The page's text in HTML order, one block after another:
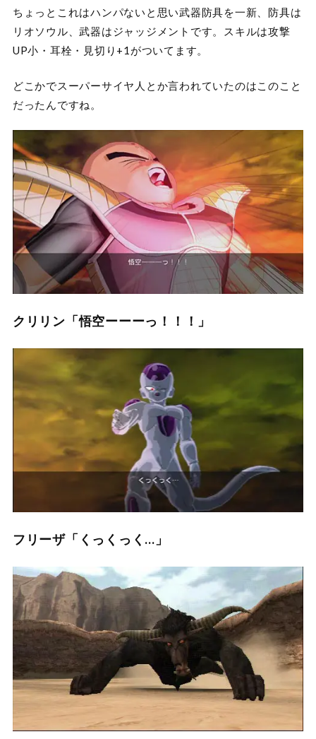
ちょっとこれはハンパないと思い武器防具を一新、防具は
リオソウル、武器はジャッジメントです。スキルは攻撃
UP小・耳栓・見切り+1がついてます。
どこかでスーパーサイヤ人とか言われていたのはこのこと
だったんですね。
クリリン「悟空ーーーっ！！！」
フリーザ「くっくっく…」